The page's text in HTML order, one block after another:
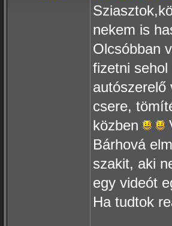
nekem is
Olcsóbban
fizetni
autószerelő
csere,
közben
Bárhová
szakit, aki
egy videót
Ha tudtok